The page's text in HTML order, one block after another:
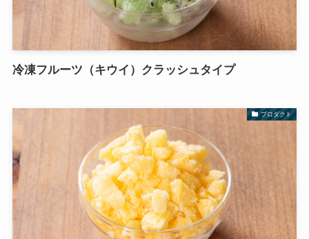
冷凍フルーツ（キウイ）クラッシュタイプ
プロダクト